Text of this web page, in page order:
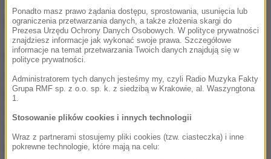
poprzez złuszczenie zewnętrznej warstwy skóry.
Na początku roku Szwedzkie Radio wyemitowało
audycję, w której podniesiono kwestię używania
przez dziewczynki silnych produktów
odmładzających, polecanych im na
Tik-Toku
kremów może prowadzić dochorób skórnych,
Ponadto masz prawo żądania dostępu, sprostowania, usunięcia lub
ograniczenia przetwarzania danych, a także złożenia skargi do
Prezesa Urzędu Ochrony Danych Osobowych. W polityce prywatności
znajdziesz informacje jak wykonać swoje prawa. Szczegółowe
informacje na temat przetwarzania Twoich danych znajdują się w
polityce prywatności.
Administratorem tych danych jesteśmy my, czyli Radio Muzyka Fakty
Grupa RMF sp. z o.o. sp. k. z siedzibą w Krakowie, al. Waszyngtona
1.
Stosowanie plików cookies i innych technologii
Wraz z partnerami stosujemy pliki cookies (tzw. ciasteczka) i inne
pokrewne technologie, które mają na celu: